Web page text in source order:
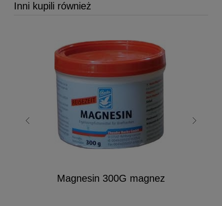
Inni kupili również
Magnesin 300G magnez